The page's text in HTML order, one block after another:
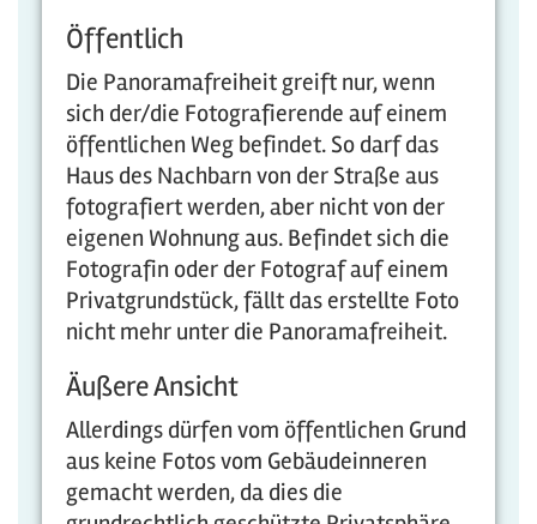
Öffentlich
Die Panoramafreiheit greift nur, wenn
sich der/die Fotografierende auf einem
öffentlichen Weg befindet. So darf das
Haus des Nachbarn von der Straße aus
fotografiert werden, aber nicht von der
eigenen Wohnung aus. Befindet sich die
Fotografin oder der Fotograf auf einem
Privatgrundstück, fällt das erstellte Foto
nicht mehr unter die Panoramafreiheit.
Äußere Ansicht
Allerdings dürfen vom öffentlichen Grund
aus keine Fotos vom Gebäudeinneren
gemacht werden, da dies die